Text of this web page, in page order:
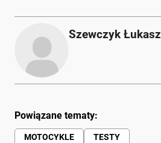
Szewczyk Łukasz
Powiązane tematy:
MOTOCYKLE TESTY